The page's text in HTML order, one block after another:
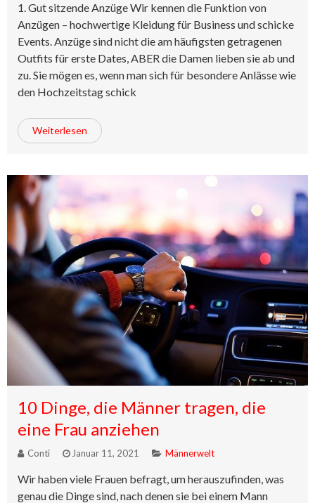
1. Gut sitzende Anzüge Wir kennen die Funktion von
Anzügen – hochwertige Kleidung für Business und schicke
Events. Anzüge sind nicht die am häufigsten getragenen
Outfits für erste Dates, ABER die Damen lieben sie ab und
zu. Sie mögen es, wenn man sich für besondere Anlässe wie
den Hochzeitstag schick
Weiterlesen
10 Dinge, die Männer tragen, die
eine Frau anziehen
Conti Januar 11, 2021 Männerwelt
Wir haben viele Frauen befragt, um herauszufinden, was
genau die Dinge sind, nach denen sie bei einem Mann